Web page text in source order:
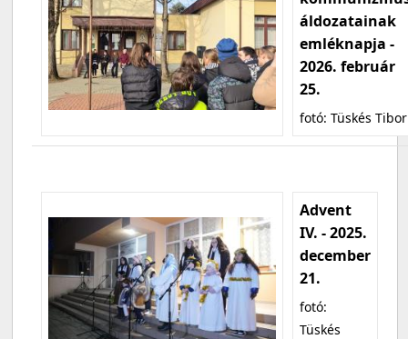
áldozatainak
emléknapja -
2026. február
25.
fotó: Tüskés Tibor
Advent
IV. - 2025.
december
21.
fotó:
Tüskés